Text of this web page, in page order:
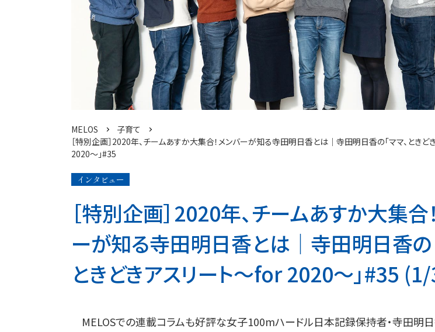
MELOS
子育て
［特別企画］2020年、チームあすか大集合！メンバーが知る寺田明日香とは│寺田明日香の「ママ、ときど
2020～」#35
インタビュー
［特別企画］2020年、チームあすか大集合
ーが知る寺田明日香とは│寺田明日香の
ときどきアスリート～for 2020～」#35
MELOSでの連載コラムも好評な女子100mハードル日本記録保持者・寺田明